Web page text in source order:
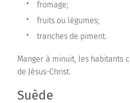
fromage;
fruits ou légumes;
tranches de piment.
Manger à minuit, les habitants
de Jésus-Christ.
Suède